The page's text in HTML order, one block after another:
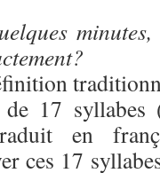
17 syllabes
en
ces 17